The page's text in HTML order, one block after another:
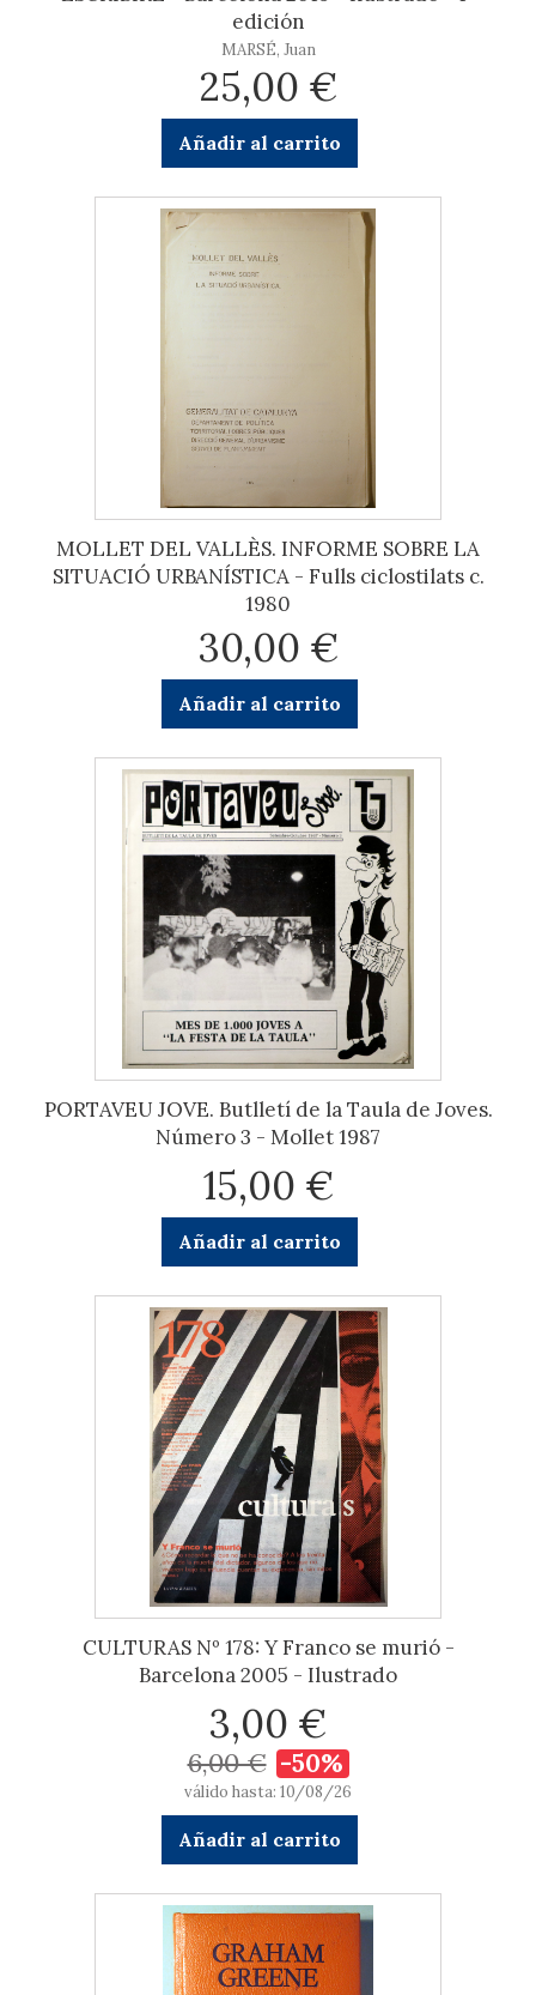
edición
MARSÉ, Juan
25,00 €
Añadir al carrito
MOLLET DEL VALLÈS. INFORME SOBRE LA
SITUACIÓ URBANÍSTICA - Fulls ciclostilats c.
1980
30,00 €
Añadir al carrito
PORTAVEU JOVE. Butlletí de la Taula de Joves.
Número 3 - Mollet 1987
15,00 €
Añadir al carrito
CULTURAS Nº 178: Y Franco se murió -
Barcelona 2005 - Ilustrado
3,00 €
6,00 € -50%
válido hasta: 10/08/26
Añadir al carrito